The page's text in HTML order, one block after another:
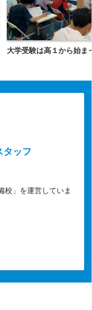
大学受験は高１から始ま
タッフ
校」を運営していま